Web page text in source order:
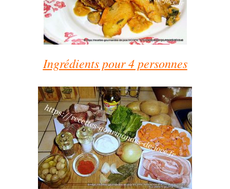
Ingrédients pour 4 personnes